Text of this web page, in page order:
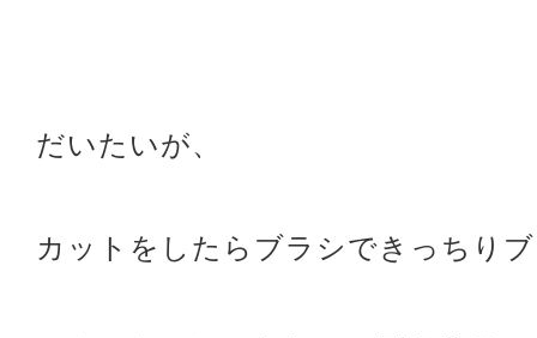
だいたいが、
カットをしたらブラシできっちり